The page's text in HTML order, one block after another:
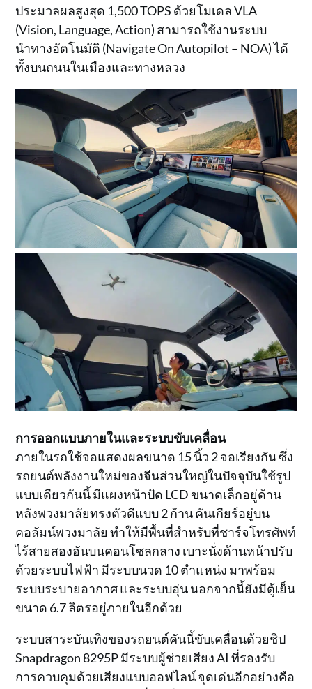
ประมวลผลสูงสุด 1,500 TOPS ด้วยโมเดล VLA
(Vision, Language, Action) สามารถใช้งานระบบ
นำทางอัตโนมัติ (Navigate On Autopilot – NOA) ได้
ทั้งบนถนนในเมืองและทางหลวง
การออกแบบภายในและระบบขับเคลื่อน
ภายในรถใช้จอแสดงผลขนาด 15 นิ้ว 2 จอเรียงกัน ซึ่ง
รถยนต์พลังงานใหม่ของจีนส่วนใหญ่ในปัจจุบันใช้รูป
แบบเดียวกันนี้ มีแผงหน้าปัด LCD ขนาดเล็กอยู่ด้าน
หลังพวงมาลัยทรงตัวดีแบบ 2 ก้าน คันเกียร์อยู่บน
คอลัมน์พวงมาลัย ทำให้มีพื้นที่สำหรับที่ชาร์จโทรศัพท์
ไร้สายสองอันบนคอนโซลกลาง เบาะนั่งด้านหน้าปรับ
ด้วยระบบไฟฟ้า มีระบบนวด 10 ตำแหน่ง มาพร้อม
ระบบระบายอากาศ และระบบอุ่น นอกจากนี้ยังมีตู้เย็น
ขนาด 6.7 ลิตรอยู่ภายในอีกด้วย
ระบบสาระบันเทิงของรถยนต์คันนี้ขับเคลื่อนด้วยชิป
Snapdragon 8295P มีระบบผู้ช่วยเสียง AI ที่รองรับ
การควบคุมด้วยเสียงแบบออฟไลน์ จุดเด่นอีกอย่างคือ